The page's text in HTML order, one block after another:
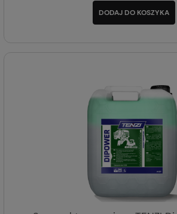
DODAJ DO KOSZYKA